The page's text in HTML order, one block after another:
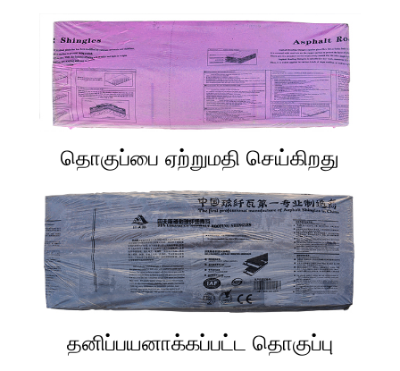
தொகுப்பை ஏற்றுமதி செய்கிறது
தனிப்பயனாக்கப்பட்ட தொகுப்பு